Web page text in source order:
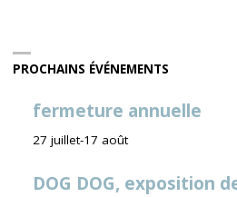
PROCHAINS ÉVÉNEMENTS
fermeture annuelle
27 juillet-17 août
DOG DOG, exposition